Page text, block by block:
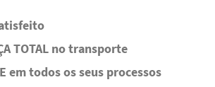
TOTAL no transporte
em todos os seus processos